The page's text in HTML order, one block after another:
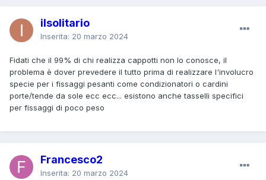
ilsolitario
Inserita: 20 marzo 2024
Fidati che il 99% di chi realizza cappotti non lo conosce, il
problema è dover prevedere il tutto prima di realizzare l'involucro
specie per i fissaggi pesanti come condizionatori o cardini
porte/tende da sole ecc ecc... esistono anche tasselli specifici
per fissaggi di poco peso
Francesco2
Inserita: 20 marzo 2024